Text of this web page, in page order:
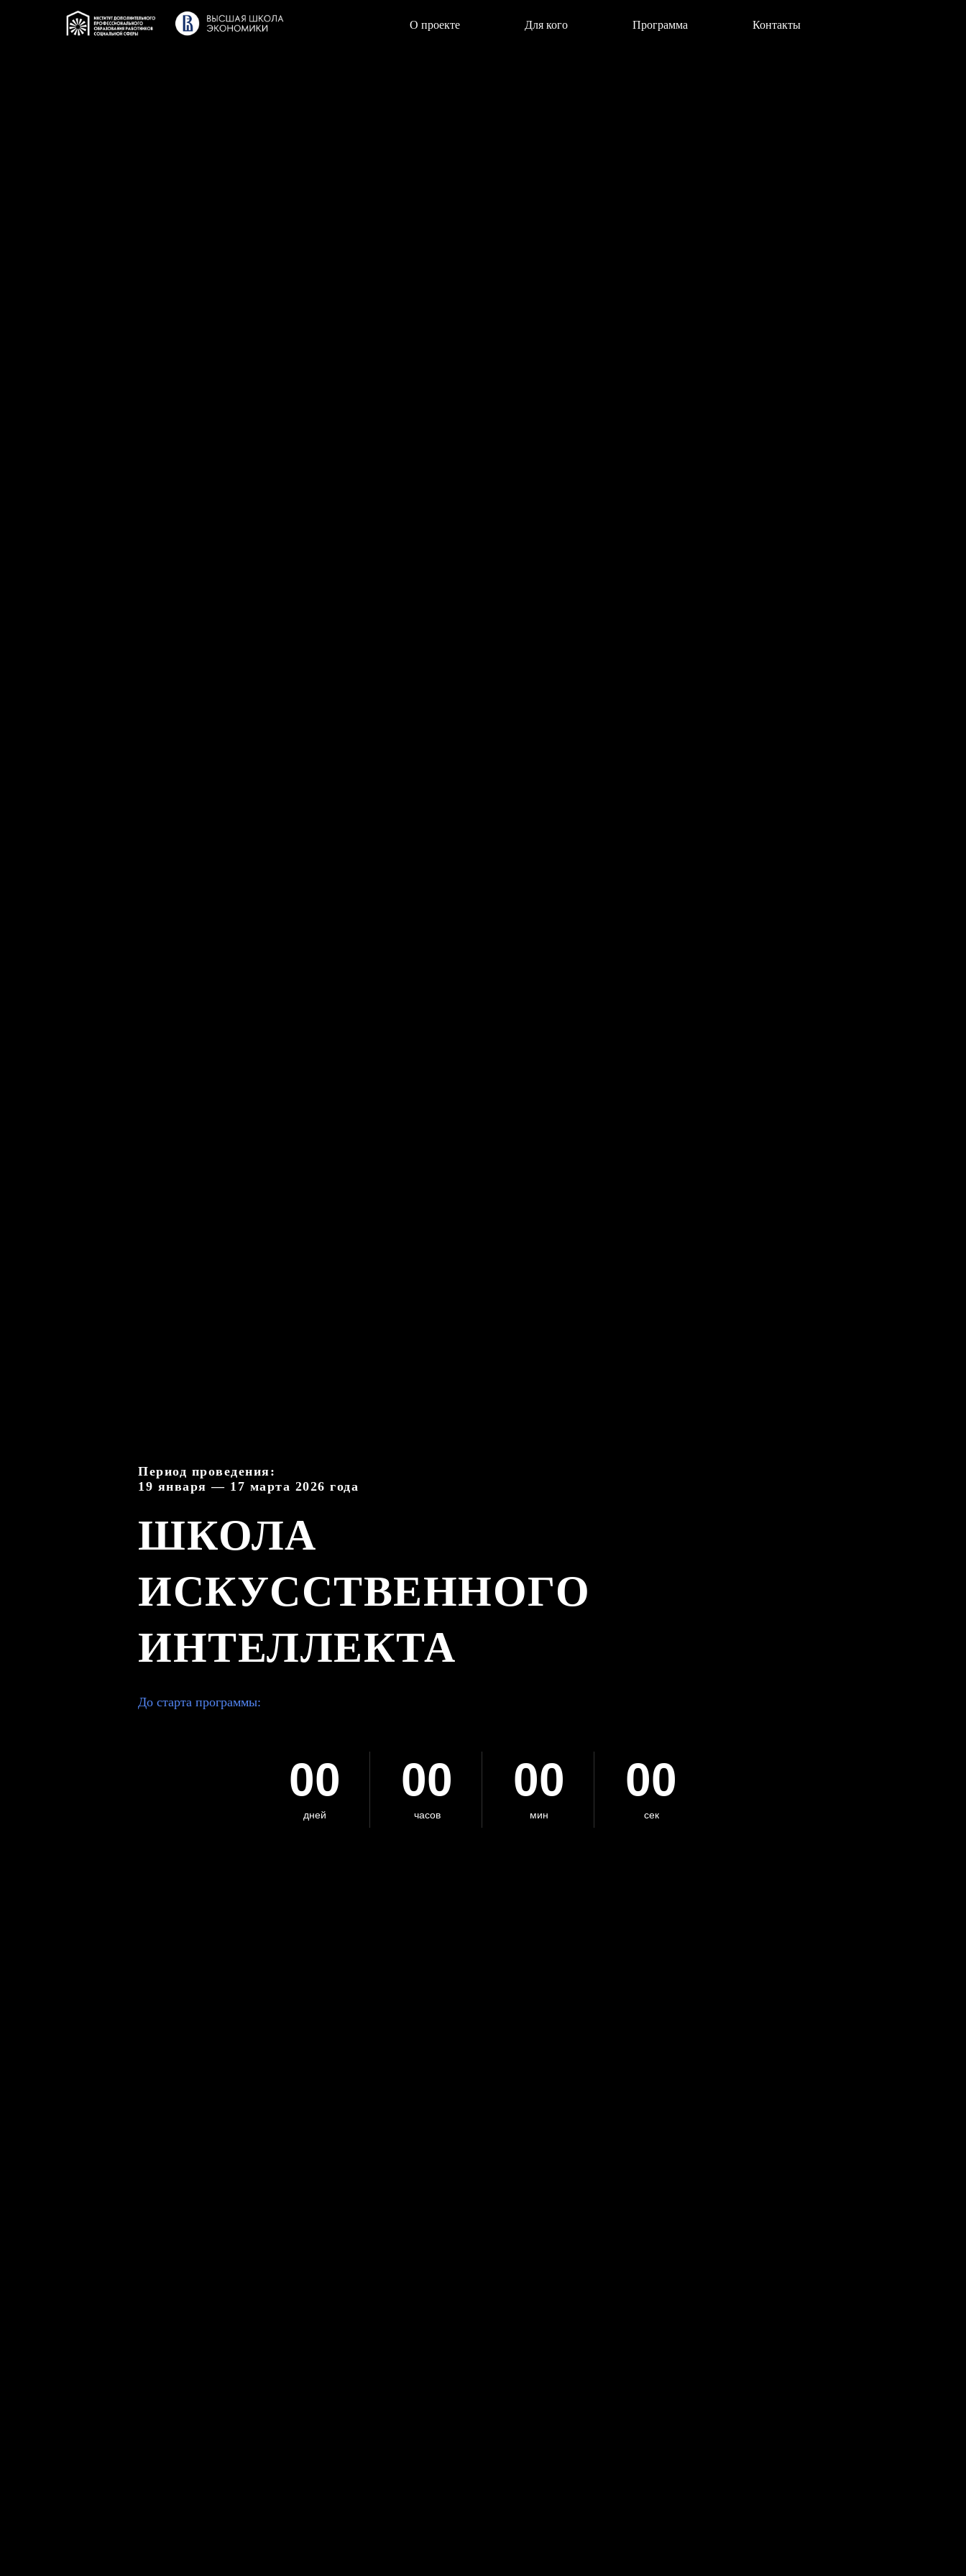
О проекте Для кого Программа Контакты
Период проведения:
19 января — 17 марта 2026 года
ШКОЛА
ИСКУССТВЕННОГО
ИНТЕЛЛЕКТА
До старта программы:
00
дней
00
часов
00
мин
00
сек